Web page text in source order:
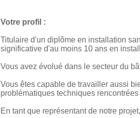
Votre profil :
Titulaire d'un diplôme en installation
significative d'au moins 10 ans en
Vous avez évolué dans le secteur du
Vous êtes capable de travailler aussi
problématiques techniques
En tant que représentant de notre